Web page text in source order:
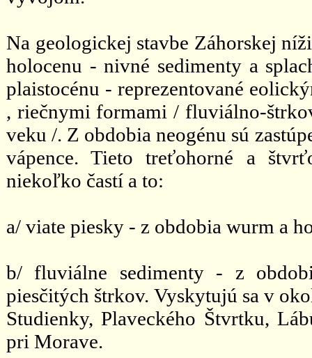
Na geologickej stavbe Záhorskej
holocenu - nivné sedimenty a
plaistocénu - reprezentované
, riečnymi formami / fluviálno-
veku /. Z obdobia neogénu sú
vápence. Tieto treťohorné a
niekoľko častí a to:
a/ viate piesky - z obdobia wurm a
b/ fluviálne sedimenty - z
piesčitých štrkov. Vyskytujú sa v
Studienky, Plaveckého Štvrtku,
pri Morave.